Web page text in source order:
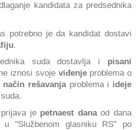
kandidata za predsednika
potrebno je da kandidat dostavi
.
suda dostavlja i pisani
iznosi svoje viđenje problema o
način rešavanjaproblema i ideje
je petnaest danaod dana
u "Službenom glasniku RS" po